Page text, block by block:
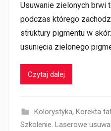
Usuwanie zielonych brwi
podczas którego
struktury pigmentu w
usunięcia zielonego
Czytaj dalej
Kolorystyka, Korekta
Szkolenie. Laserowe